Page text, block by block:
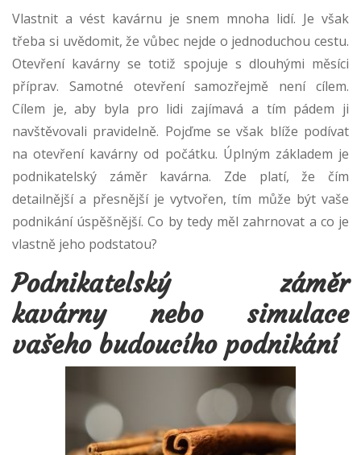
Vlastnit a vést kavárnu je snem mnoha lidí. Je však
třeba si uvědomit, že vůbec nejde o jednoduchou cestu.
Otevření kavárny se totiž spojuje s dlouhými měsíci
příprav. Samotné otevření samozřejmě není cílem.
Cílem je, aby byla pro lidi zajímavá a tím pádem ji
navštěvovali pravidelně. Pojďme se však blíže podívat
na otevření kavárny od počátku. Úplným základem je
podnikatelský záměr kavárna. Zde platí, že čím
detailnější a přesnější je vytvořen, tím může být vaše
podnikání úspěšnější. Co by tedy měl zahrnovat a co je
vlastně jeho podstatou?
Podnikatelský záměr
kavárny nebo simulace
vašeho budoucího podnikání